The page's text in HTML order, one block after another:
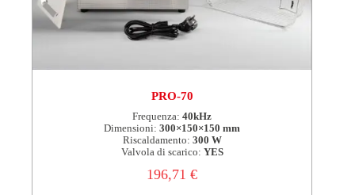
PRO-70
Frequenza: 40kHz
Dimensioni: 300×150×150 mm
Riscaldamento: 300 W
Valvola di scarico: YES
196,71€